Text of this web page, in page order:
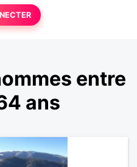
entre
ans